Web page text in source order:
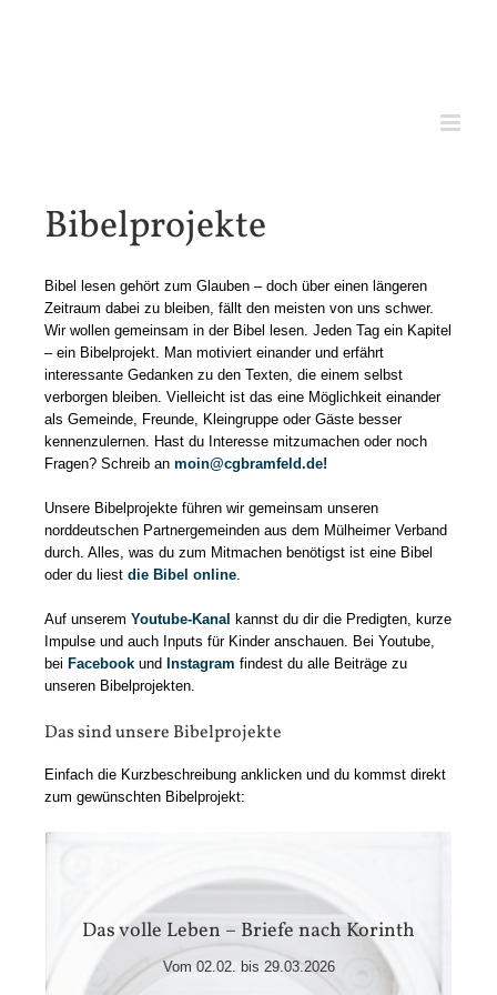
Bibelprojekte
Bibel lesen gehört zum Glauben – doch über einen längeren
Zeitraum dabei zu bleiben, fällt den meisten von uns schwer.
Wir wollen gemeinsam in der Bibel lesen. Jeden Tag ein Kapitel
– ein Bibelprojekt. Man motiviert einander und erfährt
interessante Gedanken zu den Texten, die einem selbst
verborgen bleiben. Vielleicht ist das eine Möglichkeit einander
als Gemeinde, Freunde, Kleingruppe oder Gäste besser
kennenzulernen. Hast du Interesse mitzumachen oder noch
Fragen? Schreib an moin@cgbramfeld.de!
Unsere Bibelprojekte führen wir gemeinsam unseren
norddeutschen Partnergemeinden aus dem Mülheimer Verband
durch. Alles, was du zum Mitmachen benötigst ist eine Bibel
oder du liest die Bibel online.
Auf unserem Youtube-Kanal kannst du dir die Predigten, kurze
Impulse und auch Inputs für Kinder anschauen. Bei Youtube,
bei Facebookund Instagram findest du alle Beiträge zu
unseren Bibelprojekten.
Das sind unsere Bibelprojekte
Einfach die Kurzbeschreibung anklicken und du kommst direkt
zum gewünschten Bibelprojekt:
Das volle Leben – Briefe nach Korinth
Vom 02.02. bis 29.03.2026
Das volle Leben – Briefe nach Korinth
Tauche in die beiden Korintherbriefe ein – zwei
inspirierende Texte voller praktischer Impulse für deinen
Alltag. Paulus schreibt ehrlich, leidenschaftlich und mit
großer geistlicher Tiefe – und lädt dich ein, dein Leben